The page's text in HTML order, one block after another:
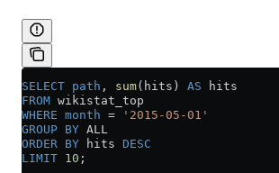
SELECT path , sum(hits) AS hits
FROM wikistat_top
WHERE month = '2015-05-01'
GROUP BY ALL
ORDER BY hits DESC
LIMIT 10 ;